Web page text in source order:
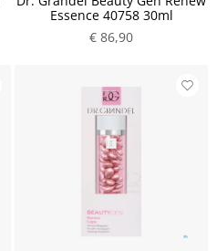
Essence 40758 30ml
€ 86,90